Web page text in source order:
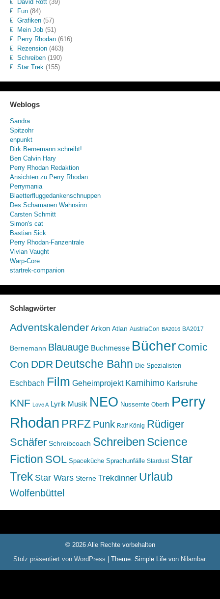
David Rott(39)
Fun(84)
Grafiken(57)
Mein Job(51)
Perry Rhodan(616)
Rezension(463)
Schreiben(190)
Star Trek (155)
Weblogs
Sandra
Spitzohr
enpunkt
Dirk Bernemann schreibt!
Ben Calvin Hary
Perry Rhodan Redaktion
Ansichten zu Perry Rhodan
Perrymania
Blaetterfluggedankenschnuppen
Des Schamanen Wahnsinn
Carsten Schmitt
Simon's cat
Bastian Sick
Perry Rhodan-Fanzentrale
Vivian Vaught
Warp-Core
startrek-companion
Schlagwörter
Adventskalender Arkon Atlan AustriaCon BA2016 BA2017
Bernemann Blauauge Buchmesse Bücher Comic
Con DDR Deutsche Bahn Die Spezialisten
Eschbach Film Geheimprojekt Kamihimo Karlsruhe
KNF Love A Lyrik Musik NEO Nussernte Oberth Perry
Rhodan PRFZ Punk Ralf König Rüdiger
Schäfer Schreibcoach Schreiben Science
Fiction SOL Spaceküche Sprachunfälle Stardust Star
Trek Star Wars Sterne Trekdinner Urlaub
Wolfenbüttel
© 2026 Alle Rechte vorbehalten
Stolz präsentiert von WordPress
Theme: Simple Life von Nilambar.